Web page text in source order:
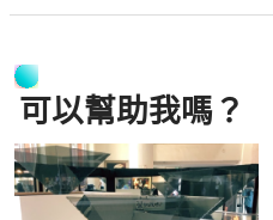
可以幫助我嗎？